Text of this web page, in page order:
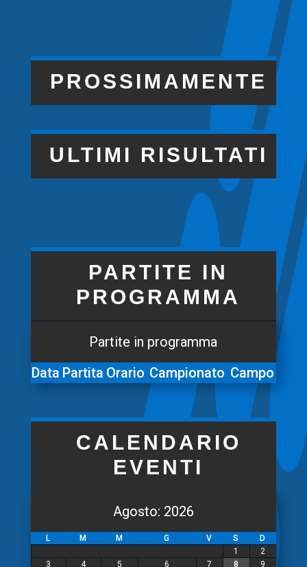
PROSSIMAMENTE
ULTIMI RISULTATI
PARTITE IN
PROGRAMMA
Partite in programma
Data Partita Orario Campionato Campo
CALENDARIO
EVENTI
Agosto: 2026
L M M G V S
D
1
2
3
4 5 6 7 8 9